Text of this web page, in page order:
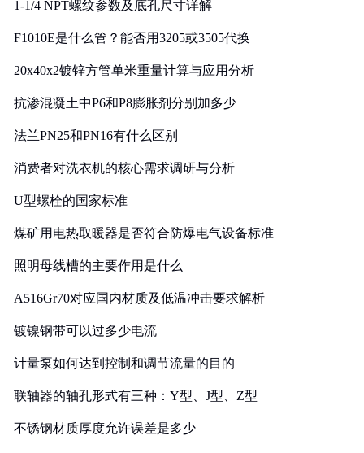
1-1/4 NPT螺纹参数及底孔尺寸详解
F1010E是什么管？能否用3205或3505代换
20x40x2镀锌方管单米重量计算与应用分析
抗渗混凝土中P6和P8膨胀剂分别加多少
法兰PN25和PN16有什么区别
消费者对洗衣机的核心需求调研与分析
U型螺栓的国家标准
煤矿用电热取暖器是否符合防爆电气设备标准
照明母线槽的主要作用是什么
A516Gr70对应国内材质及低温冲击要求解析
镀镍钢带可以过多少电流
计量泵如何达到控制和调节流量的目的
联轴器的轴孔形式有三种：Y型、J型、Z型
不锈钢材质厚度允许误差是多少